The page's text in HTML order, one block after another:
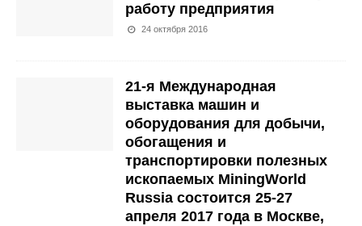
работу предприятия
24 октября 2016
21-я Международная
выставка машин и
оборудования для добычи,
обогащения и
транспортировки полезных
ископаемых MiningWorld
Russia состоится 25-27
апреля 2017 года в Москве,